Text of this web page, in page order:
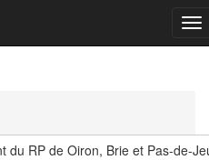
du RP de Oiron, Brie et Pas-de-